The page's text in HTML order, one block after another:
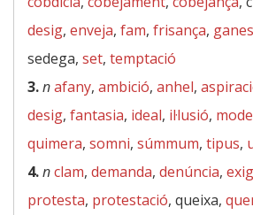
desig, enveja, fam, frisança, ganes
sedega, set, temptació
3.nafany, ambició, anhel,
desig, fantasia, ideal, il·lusió,
quimera, somni, súmmum, tipus,
4.nclam, demanda, denúncia,
protesta, protestació, queixa,